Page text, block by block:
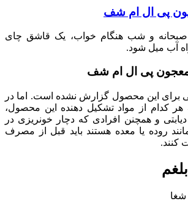
پی ال ام شف
و شب هنگام خواب، یک قاشق چای
آب میل شود.
پی ال ام شف
برای این محصول گزارش نشده است. اما در
کدام از مواد تشکیل دهنده این محصول،
دیابتی و همچنن افرادی که دچار خونریزی در
روده یا معده هستند باید قبل از مصرف
کنند.